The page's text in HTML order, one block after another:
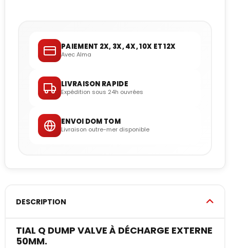
PAIEMENT 2X, 3X, 4X, 10X ET 12X
Avec Alma
LIVRAISON RAPIDE
Expédition sous 24h ouvrées
ENVOI DOM TOM
Livraison outre-mer disponible
DESCRIPTION
TIAL Q DUMP VALVE À DÉCHARGE EXTERNE
50MM.